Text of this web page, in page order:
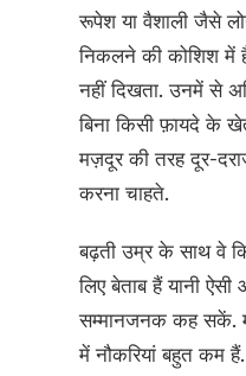
रूपेश या वैशाली जैसे
निकलने की कोशिश में
नहीं दिखता. उनमें से
बिना किसी फ़ायदे के
मज़दूर की तरह दूर-
करना चाहते.
बढ़ती उम्र के साथ वे
लिए बेताब हैं यानी
सम्मानजनक कह सकें.
में नौकरियां बहुत कम